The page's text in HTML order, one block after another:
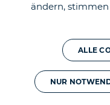
© The Duke of
ändern, stimmen
ALLE
NUR